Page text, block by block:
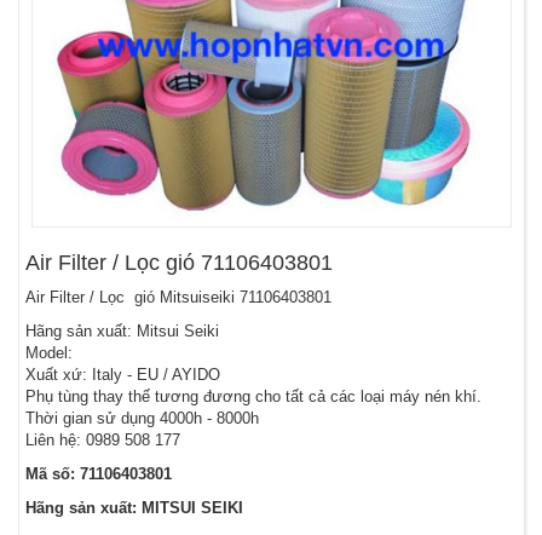
Air Filter / Lọc gió 71106403801
Air Filter / Lọc gió Mitsuiseiki 71106403801
Hãng sản xuất: Mitsui Seiki
Model:
Xuất xứ: Italy - EU / AYIDO
Phụ tùng thay thế tương đương cho tất cả các loại máy nén khí.
Thời gian sử dụng 4000h - 8000h
Liên hệ: 0989 508 177
Mã số: 71106403801
Hãng sản xuất: MITSUI SEIKI